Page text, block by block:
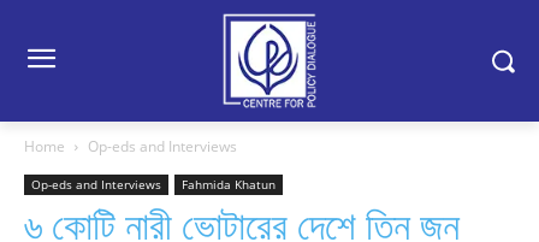
Home Op-eds and Interviews
Op-eds and Interviews Fahmida Khatun
৬ কোটি নারী ভোটারের দেশে তিন জন